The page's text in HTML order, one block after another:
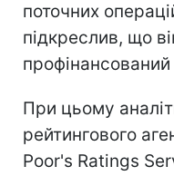
поточних
підкреслив, що
При цьому
рейтингового
Рoor's Ratings